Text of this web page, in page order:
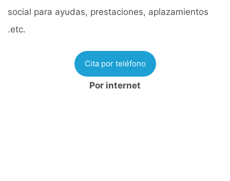
social para ayudas, prestaciones, aplazamientos
.etc.
Cita por teléfono
Por internet